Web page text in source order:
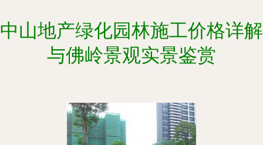
中山地产绿化园林施工价格详解
与佛岭景观实景鉴赏